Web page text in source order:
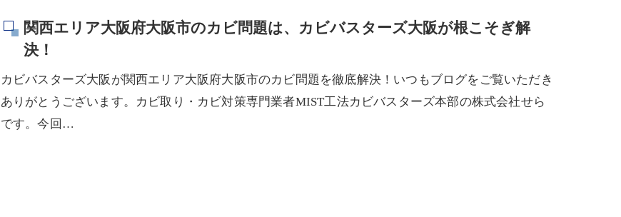
関西エリア大阪府大阪市のカビ問題は、カビバスターズ大阪が根こそぎ解
決！
カビバスターズ大阪が関西エリア大阪府大阪市のカビ問題を徹底解決！いつもブログをご覧いただき
ありがとうございます。カビ取り・カビ対策専門業者MIST工法カビバスターズ本部の株式会社せら
です。今回…